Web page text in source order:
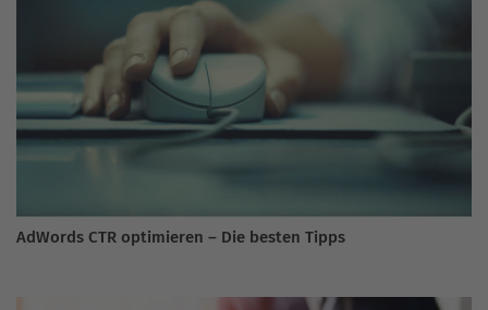
AdWords CTR optimieren – Die besten Tipps